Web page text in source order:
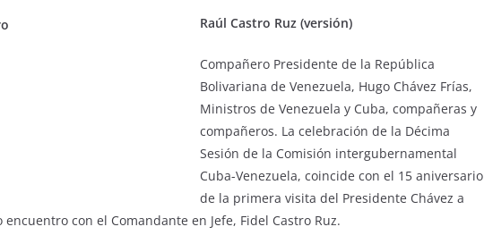
Raúl Castro Ruz (versión)
Compañero Presidente de la República
Bolivariana de Venezuela, Hugo Chávez Frías,
Ministros de Venezuela y Cuba, compañeras y
compañeros. La celebración de la Décima
Sesión de la Comisión intergubernamental
Cuba-Venezuela, coincide con el 15 aniversario
de la primera visita del Presidente Chávez a
con el Comandante en Jefe, Fidel Castro Ruz.